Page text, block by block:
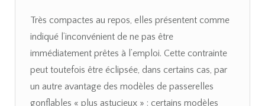
Très compactes au repos, elles présentent comme
indiqué l’inconvénient de ne pas être
immédiatement prêtes à l’emploi. Cette contrainte
peut toutefois être éclipsée, dans certains cas, par
un autre avantage des modèles de passerelles
gonflables « plus astucieux » : certains modèles